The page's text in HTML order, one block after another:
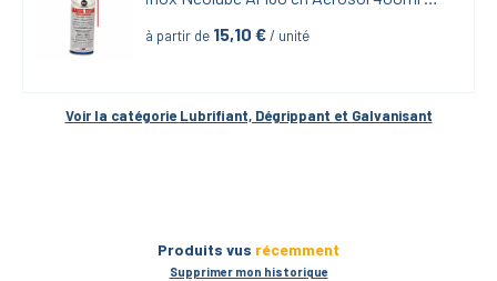
à partir de 15,10 € / unité
Voir la catégorie Lubrifiant, Dégrippant et Galvanisant
Produits vus récemment
Supprimer mon historique